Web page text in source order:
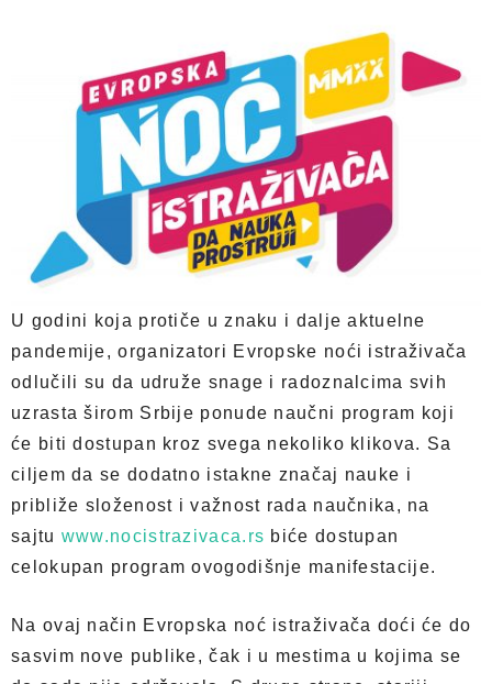
U godini koja protiče u znaku i dalje aktuelne
pandemije, organizatori Evropske noći istraživača
odlučili su da udruže snage i radoznalcima svih
uzrasta širom Srbije ponude naučni program koji
će biti dostupan kroz svega nekoliko klikova. Sa
ciljem da se dodatno istakne značaj nauke i
približe složenost i važnost rada naučnika, na
sajtu www.nocistrazivaca.rs biće dostupan
celokupan program ovogodišnje manifestacije.
Na ovaj način Evropska noć istraživača doći će do
sasvim nove publike, čak i u mestima u kojima se